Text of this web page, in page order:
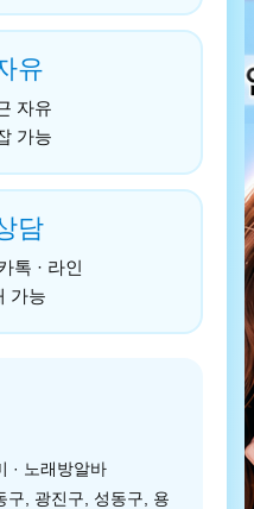
유
자유
가능
담
톡 · 라인
가능
· 노래방알바
구, 광진구, 성동구, 용